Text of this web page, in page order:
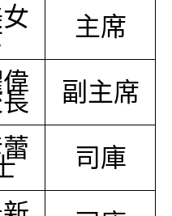
主席
副主席
司庫